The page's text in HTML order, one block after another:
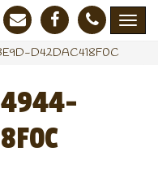
D42DAC418F0C
4944-